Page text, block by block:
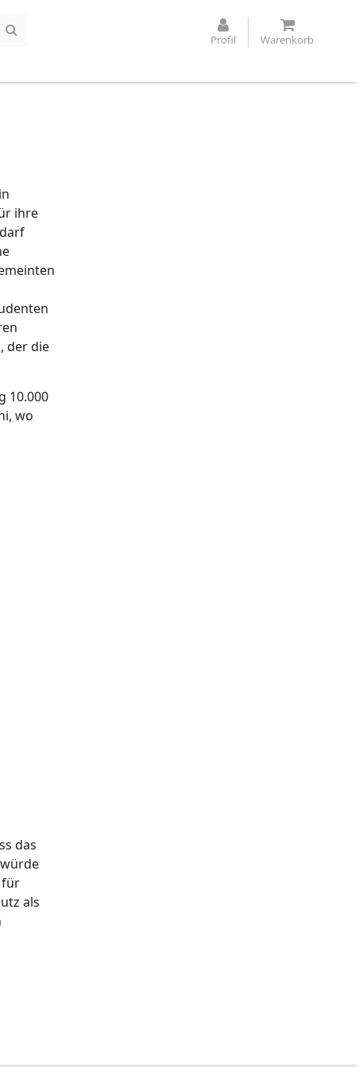
Profil Warenkorb
ihre
der die
10.000
wo
das
für
als